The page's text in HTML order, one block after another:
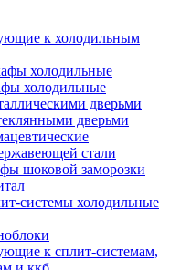
к холодильным
холодильные
холодильные
дверьми
дверьми
стали
шоковой заморозки
системы холодильные
к сплит-системам,